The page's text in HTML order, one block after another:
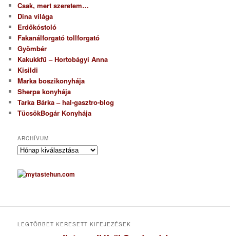
Csak, mert szeretem…
Dina világa
Erdőkóstoló
Fakanálforgató tollforgató
Gyömbér
Kakukkfű – Hortobágyi Anna
Kisildi
Marka boszikonyhája
Sherpa konyhája
Tarka Bárka – hal-gasztro-blog
TücsökBogár Konyhája
ARCHÍVUM
A
c
h
u
LEGTÖBBET KERESETT KIFEJEZÉSEK